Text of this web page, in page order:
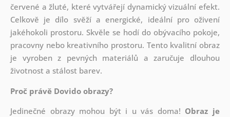
červené a žluté, které vytvářejí dynamický vizuální efekt.
Celkově je dílo svěží a energické, ideální pro oživení
jakéhokoli prostoru. Skvěle se hodí do obývacího pokoje,
pracovny nebo kreativního prostoru. Tento kvalitní obraz
je vyroben z pevných materiálů a zaručuje dlouhou
životnost a stálost barev.
Proč právě Dovido obrazy?
Jedinečné obrazy mohou být i u vás doma! Obraz je